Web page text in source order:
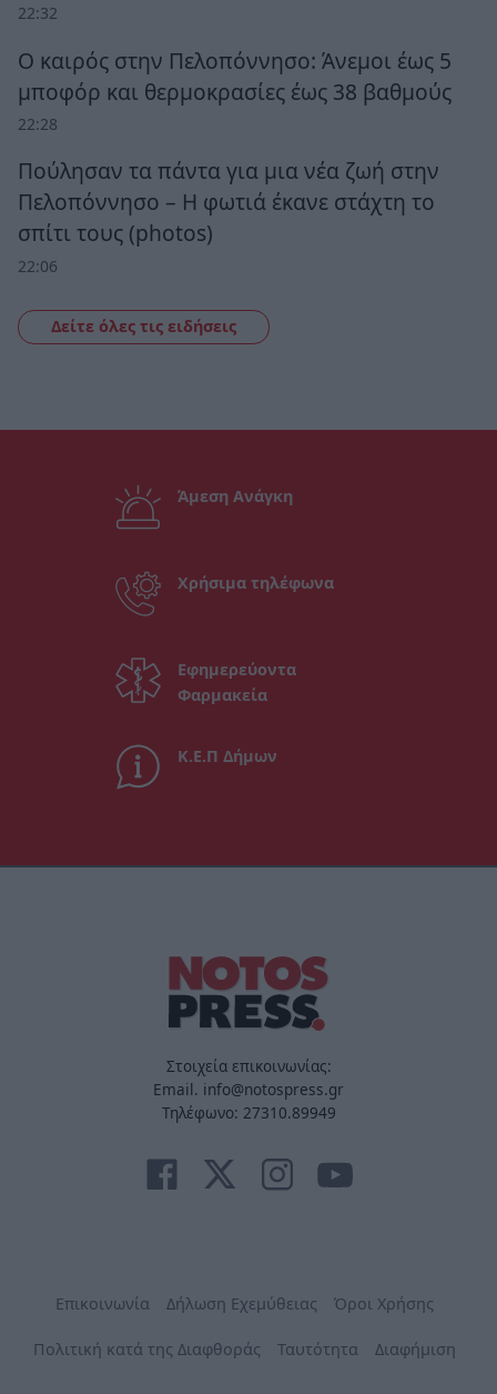
22:32
Ο καιρός στην Πελοπόννησο: Άνεμοι έως 5
μποφόρ και θερμοκρασίες έως 38 βαθμούς
22:28
Πούλησαν τα πάντα για μια νέα ζωή στην
Πελοπόννησο – Η φωτιά έκανε στάχτη το
σπίτι τους (photos)
22:06
Δείτε όλες τις ειδήσεις
Άμεση Ανάγκη
Χρήσιμα τηλέφωνα
Εφημερεύοντα
Φαρμακεία
Κ.Ε.Π Δήμων
Στοιχεία επικοινωνίας:
Email. info@notospress.gr
Τηλέφωνο: 27310.89949
Επικοινωνία Δήλωση Εχεμύθειας Όροι Χρήσης
Πολιτική κατά της Διαφθοράς Ταυτότητα Διαφήμιση